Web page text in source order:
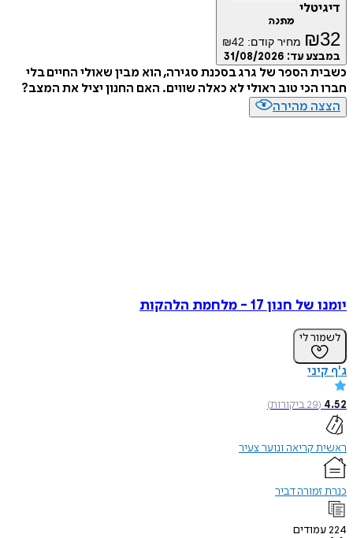
דיגיטלי
מתנה
₪32 מחיר קודם: ₪42
במבצע עד: 31/08/2026
כשבית הספר של גרג בסכנת סגירה, הוא מבין שאולי החיים בלי
חברו הכי טוב ראולי לא כאלה שווים. האם החנון יציל את המצב?
הצצה מהירה
יומנו של חנון 17 - מלחמת הלהקות
לשמור לי
ג'ף קיני
4.52
(
29ביקורות)
ראשית קריאה ונוער צעיר
כנרת זמורה דביר
224עמודים